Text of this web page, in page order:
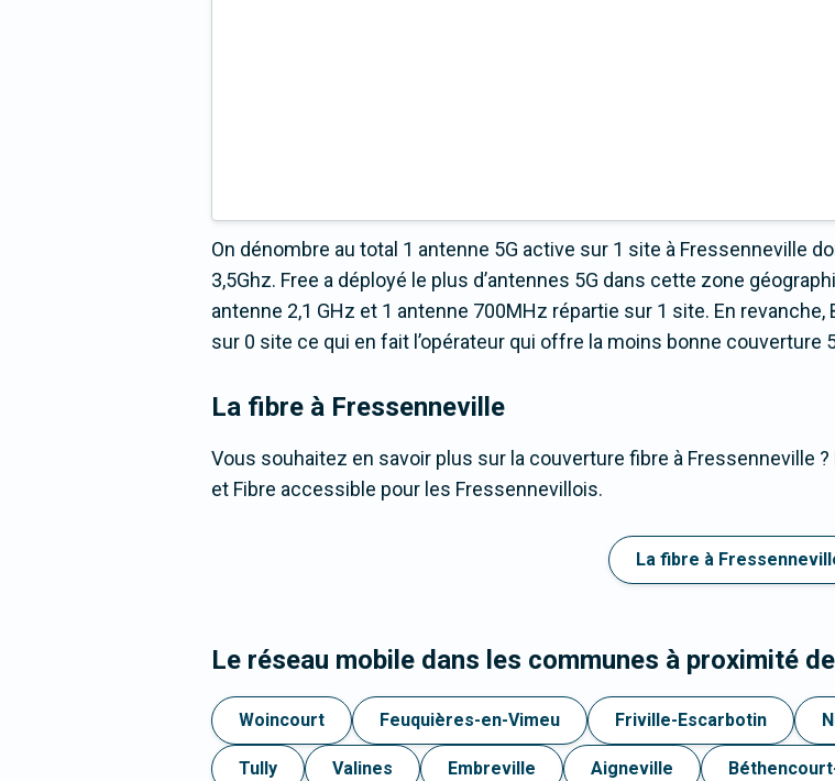
On dénombre au total 1 antenne 5G active sur 1 site à Fressenneville
3,5Ghz. Free a déployé le plus d’antennes 5G dans cette zone
antenne 2,1 GHz et 1 antenne 700MHz répartie sur 1 site. En
sur 0 site ce qui en fait l’opérateur qui offre la moins bonne couverture
La fibre à Fressenneville
Vous souhaitez en savoir plus sur la couverture fibre à Fressenneville
et Fibre accessible pour les Fressennevillois.
La fibre à
Le réseau mobile dans les communes à proximité
Woincourt Feuquières-en-Vimeu Friville-Escarbotin
Tully Valines Embreville Aigneville